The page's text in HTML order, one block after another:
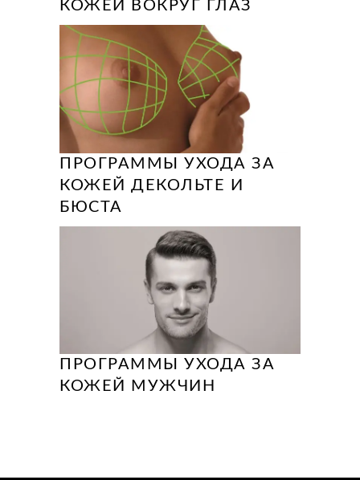
КОЖЕЙ ВОКРУГ ГЛАЗ
ПРОГРАММЫ УХОДА ЗА
КОЖЕЙ ДЕКОЛЬТЕ И
БЮСТА
ПРОГРАММЫ УХОДА ЗА
КОЖЕЙ МУЖЧИН